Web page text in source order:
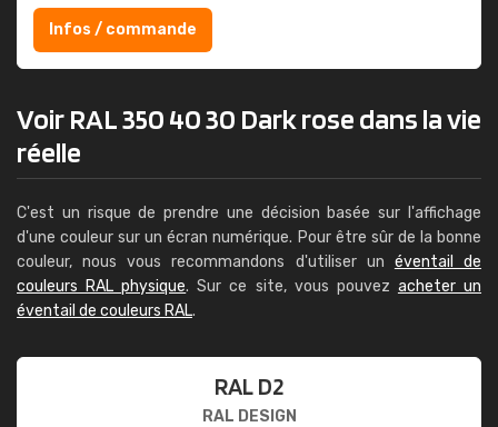
Infos / commande
Voir RAL 350 40 30 Dark rose dans la vie
réelle
C'est un risque de prendre une décision basée sur l'affichage
d'une couleur sur un écran numérique. Pour être sûr de la bonne
couleur, nous vous recommandons d'utiliser un éventail de
couleurs RAL physique. Sur ce site, vous pouvez acheter un
éventail de couleurs RAL.
RAL D2
RAL DESIGN